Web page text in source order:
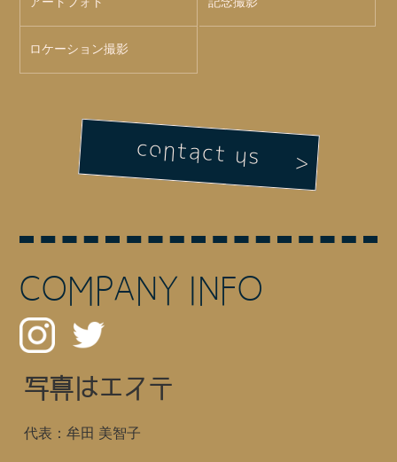
ロケーション撮影
contact us
COMPANY INFO
写真はエステ
代表：牟田 美智子